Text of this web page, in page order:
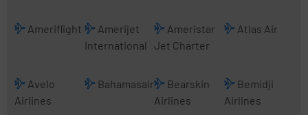
Ameriflight
Amerijet
International
Ameristar
Jet Charter
Atlas Air
Avelo
Airlines
Bahamasair
Bearskin
Airlines
Bemidji
Airlines